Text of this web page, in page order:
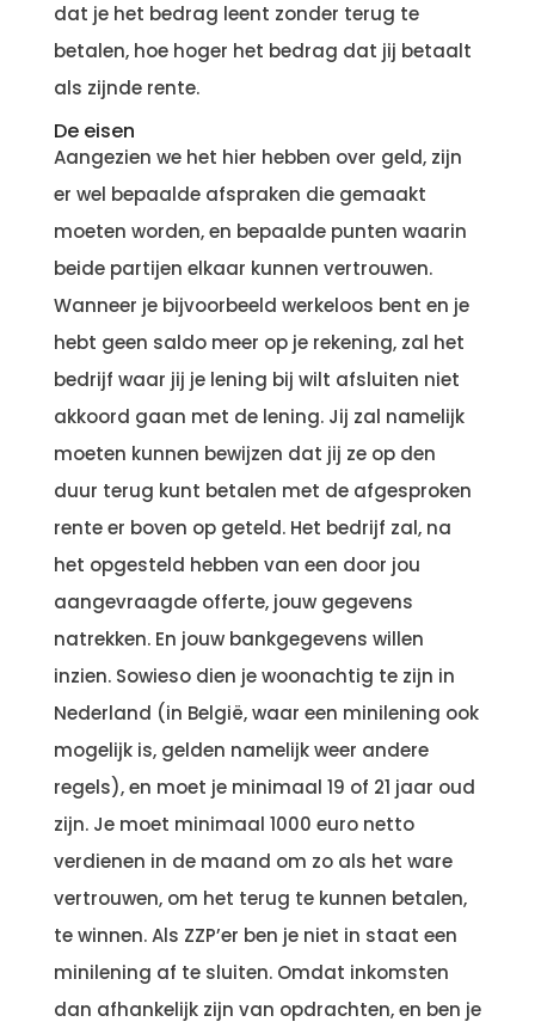
dat je het bedrag leent zonder terug te
betalen, hoe hoger het bedrag dat jij betaalt
als zijnde rente.
De eisen
Aangezien we het hier hebben over geld, zijn
er wel bepaalde afspraken die gemaakt
moeten worden, en bepaalde punten waarin
beide partijen elkaar kunnen vertrouwen.
Wanneer je bijvoorbeeld werkeloos bent en je
hebt geen saldo meer op je rekening, zal het
bedrijf waar jij je lening bij wilt afsluiten niet
akkoord gaan met de lening. Jij zal namelijk
moeten kunnen bewijzen dat jij ze op den
duur terug kunt betalen met de afgesproken
rente er boven op geteld. Het bedrijf zal, na
het opgesteld hebben van een door jou
aangevraagde offerte, jouw gegevens
natrekken. En jouw bankgegevens willen
inzien. Sowieso dien je woonachtig te zijn in
Nederland (in België, waar een minilening ook
mogelijk is, gelden namelijk weer andere
regels), en moet je minimaal 19 of 21 jaar oud
zijn. Je moet minimaal 1000 euro netto
verdienen in de maand om zo als het ware
vertrouwen, om het terug te kunnen betalen,
te winnen. Als ZZP’er ben je niet in staat een
minilening af te sluiten. Omdat inkomsten
dan afhankelijk zijn van opdrachten, en ben je